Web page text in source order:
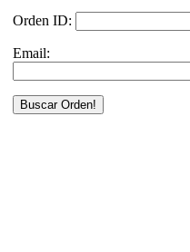
Orden ID:
Email: